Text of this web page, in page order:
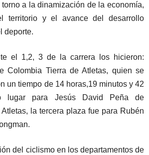
a la dinamización de la economía,
territorio y el avance del desarrollo
deporte.
el 1,2, 3 de la carrera los hicieron:
Colombia Tierra de Atletas, quien se
un tiempo de 14 horas,19 minutos y 42
lugar para Jesús David Peña de
la tercera plaza fue para Rubén
del ciclismo en los departamentos de